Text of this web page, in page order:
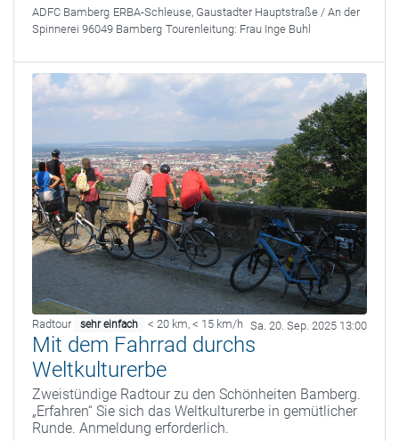
ADFC Bamberg ERBA-Schleuse, Gaustadter Hauptstraße / An der
Spinnerei 96049 Bamberg Tourenleitung: Frau Inge Buhl
Radtour sehr einfach < 20 km, < 15 km/h Sa. 20. Sep. 2025 13:00
Mit dem Fahrrad durchs
Weltkulturerbe
Zweistündige Radtour zu den Schönheiten Bamberg.
„Erfahren“ Sie sich das Weltkulturerbe in gemütlicher
Runde. Anmeldung erforderlich.